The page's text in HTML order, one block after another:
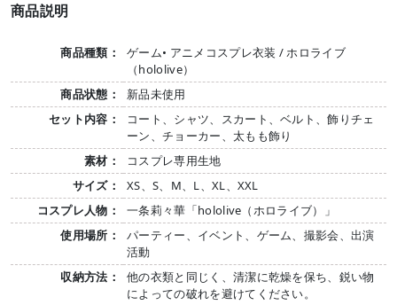
商品説明
商品種類：
ゲーム• アニメコスプレ衣装 / ホロライブ
（hololive）
商品状態：
新品未使用
セット内容：
コート、シャツ、スカート、ベルト、飾りチェ
ーン、チョーカー、太もも飾り
素材：
コスプレ専用生地
サイズ：
XS、S、M、L、XL、XXL
コスプレ人物：
一条莉々華「hololive（ホロライブ）」
使用場所：
パーティー、イベント、ゲーム、撮影会、出演
活動
収納方法：
他の衣類と同じく、清潔に乾燥を保ち、鋭い物
によっての破れを避けてください。